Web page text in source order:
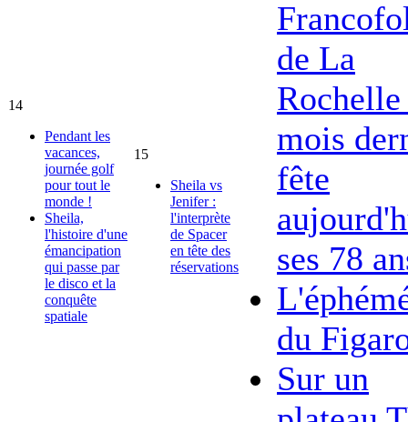
14
Pendant les
vacances,
journée golf
pour tout le
monde !
Sheila,
l'histoire d'une
émancipation
qui passe par
le disco et la
conquête
spatiale
15
Sheila vs
Jenifer :
l'interprète
de Spacer
en tête des
réservations
de La
mois
fête
ses 78
du
Sur un